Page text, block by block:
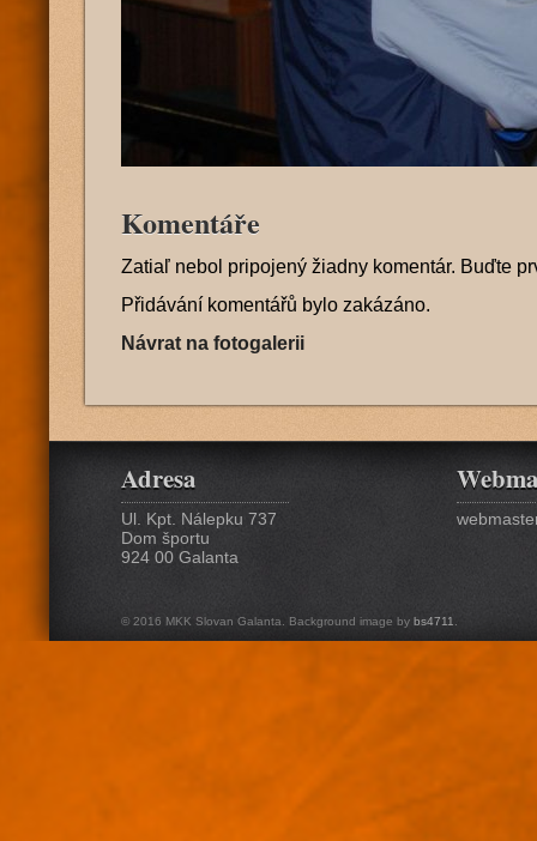
Komentáře
Zatiaľ nebol pripojený žiadny komentár. Buďte
Přidávání komentářů bylo zakázáno.
Návrat na fotogalerii
Adresa
Ul. Kpt. Nálepku 737
Dom športu
924 00 Galanta
© 2016 MKK Slovan Galanta. Background image by bs4711